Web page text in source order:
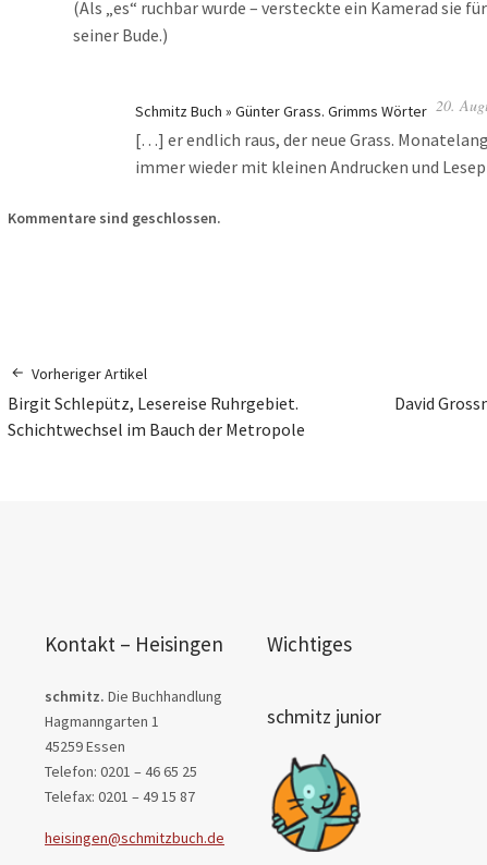
(Als „es“ ruchbar wurde – versteckte ein Kamerad sie
seiner Bude.)
Schmitz Buch » Günter Grass. Grimms Wörter 20.
[…] er endlich raus, der neue Grass.
immer wieder mit kleinen Andrucken und
Kommentare sind geschlossen.
Vorheriger Artikel
Birgit Schlepütz, Lesereise Ruhrgebiet.
Schichtwechsel im Bauch der Metropole
David
Kontakt – Heisingen
schmitz. Die Buchhandlung
Hagmanngarten 1
45259 Essen
Telefon: 0201 – 46 65 25
Telefax: 0201 – 49 15 87
heisingen@schmitzbuch.de
Wichtiges
schmitz junior